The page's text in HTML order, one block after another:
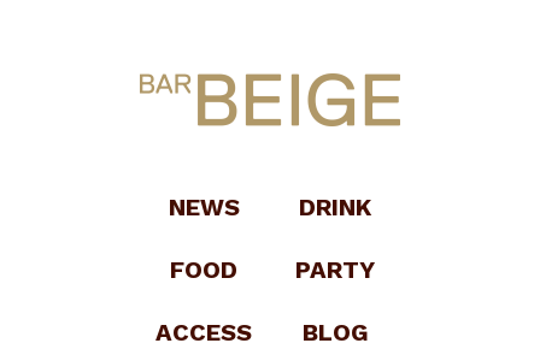
NEWS DRINK
FOOD PARTY
ACCESS BLOG